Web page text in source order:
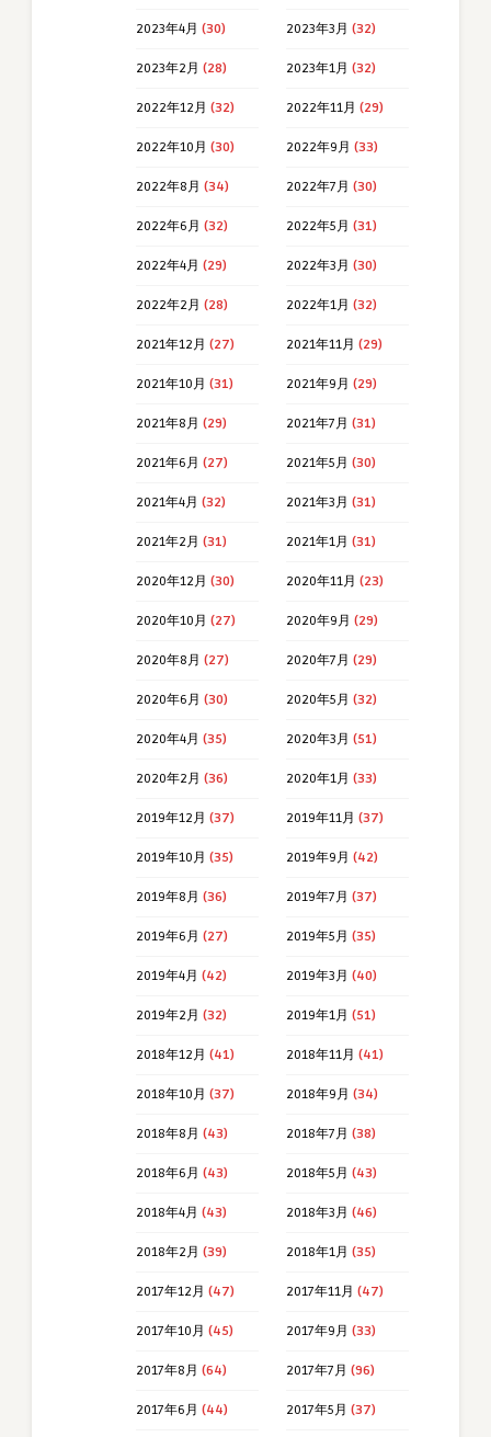
2023年4月 (30) 2023年3月 (32)
2023年2月 (28) 2023年1月 (32)
2022年12月 (32) 2022年11月 (29)
2022年10月 (30) 2022年9月 (33)
2022年8月 (34) 2022年7月 (30)
2022年6月 (32) 2022年5月 (31)
2022年4月 (29) 2022年3月 (30)
2022年2月 (28) 2022年1月 (32)
2021年12月 (27) 2021年11月 (29)
2021年10月 (31) 2021年9月 (29)
2021年8月 (29) 2021年7月 (31)
2021年6月 (27) 2021年5月 (30)
2021年4月 (32) 2021年3月 (31)
2021年2月 (31) 2021年1月 (31)
2020年12月 (30) 2020年11月 (23)
2020年10月 (27) 2020年9月 (29)
2020年8月 (27) 2020年7月 (29)
2020年6月 (30) 2020年5月 (32)
2020年4月 (35) 2020年3月 (51)
2020年2月 (36) 2020年1月 (33)
2019年12月 (37) 2019年11月 (37)
2019年10月 (35) 2019年9月 (42)
2019年8月 (36) 2019年7月 (37)
2019年6月 (27) 2019年5月 (35)
2019年4月 (42) 2019年3月 (40)
2019年2月 (32) 2019年1月 (51)
2018年12月 (41) 2018年11月 (41)
2018年10月 (37) 2018年9月 (34)
2018年8月 (43) 2018年7月 (38)
2018年6月 (43) 2018年5月 (43)
2018年4月 (43) 2018年3月 (46)
2018年2月 (39) 2018年1月 (35)
2017年12月 (47) 2017年11月 (47)
2017年10月 (45) 2017年9月 (33)
2017年8月 (64) 2017年7月 (96)
2017年6月 (44) 2017年5月 (37)